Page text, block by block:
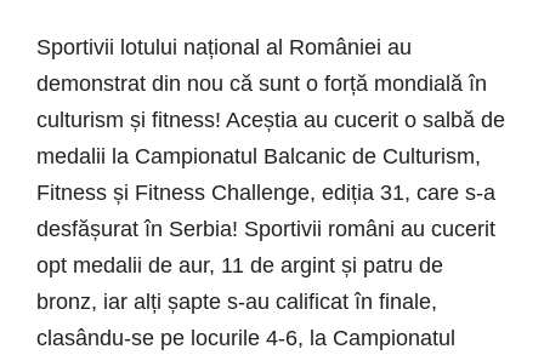
Sportivii lotului național al României au
demonstrat din nou că sunt o forță mondială în
culturism și fitness! Aceștia au cucerit o salbă de
medalii la Campionatul Balcanic de Culturism,
Fitness și Fitness Challenge, ediția 31, care s-a
desfășurat în Serbia! Sportivii români au cucerit
opt medalii de aur, 11 de argint și patru de
bronz, iar alți șapte s-au calificat în finale,
clasându-se pe locurile 4-6, la Campionatul